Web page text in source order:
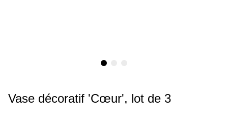
Vase décoratif 'Cœur', lot de 3